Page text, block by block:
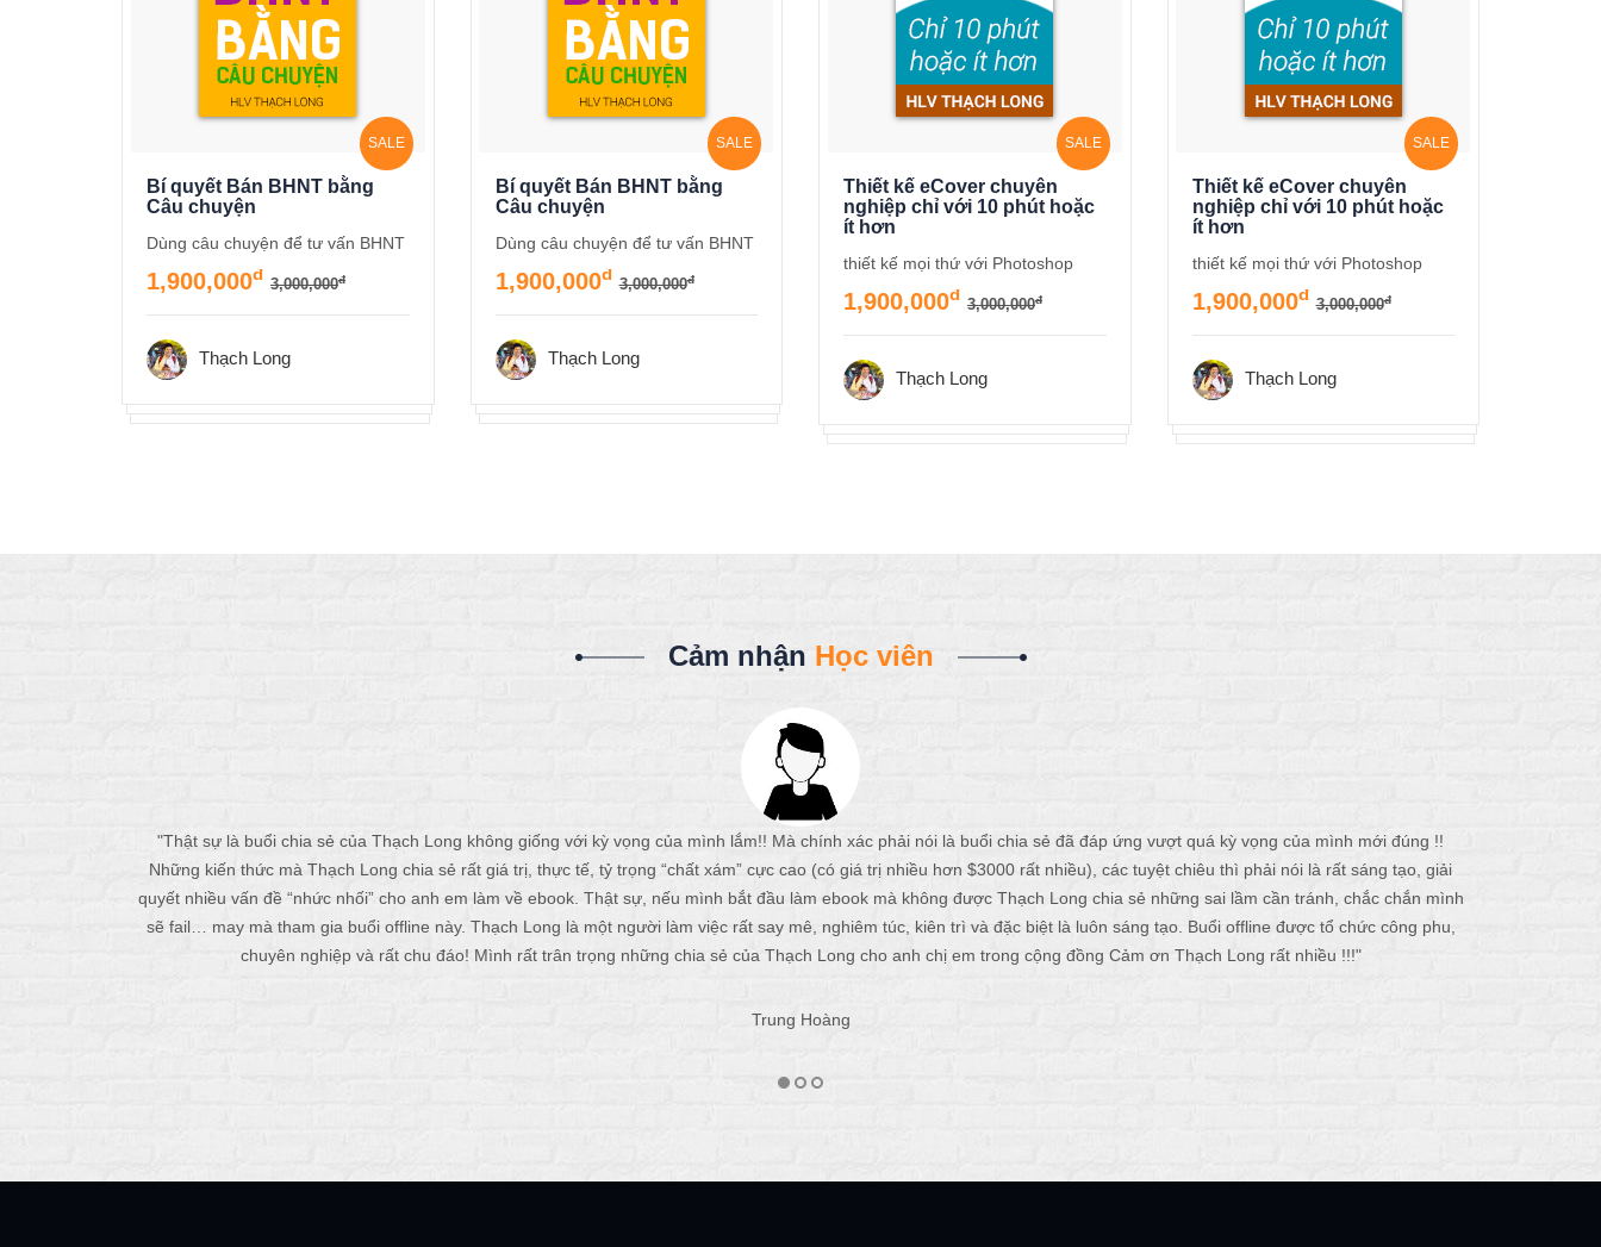
SALE
Bí quyết Bán BHNT bằng
Câu chuyện
Dùng câu chuyện để tư vấn BHNT
1,900,000đ 3,000,000đ
Thạch Long
SALE
Bí quyết Bán BHNT bằng
Câu chuyện
Dùng câu chuyện để tư vấn BHNT
1,900,000đ 3,000,000đ
Thạch Long
SALE
Thiết kế eCover chuyên
nghiệp chỉ với 10 phút hoặc
ít hơn
thiết kế mọi thứ với Photoshop
1,900,000đ 3,000,000đ
Thạch Long
SALE
Thiết kế eCover chuyên
nghiệp chỉ với 10 phút hoặc
ít hơn
thiết kế mọi thứ với Photoshop
1,900,000đ 3,000,000đ
Thạch Long
Cảm nhận Học viên
"Thật sự là buổi chia sẻ của Thạch Long không giống với kỳ vọng của mình lắm!! Mà chính xác phải nói là buổi chia sẻ đã đáp ứng vượt quá kỳ vọng của mình mới đúng !!
Những kiến thức mà Thạch Long chia sẻ rất giá trị, thực tế, tỷ trọng “chất xám” cực cao (có giá trị nhiều hơn $3000 rất nhiều), các tuyệt chiêu thì phải nói là rất sáng tạo, giải
quyết nhiều vấn đề “nhức nhối” cho anh em làm về ebook. Thật sự, nếu mình bắt đầu làm ebook mà không được Thạch Long chia sẻ những sai lầm cần tránh, chắc chắn mình
sẽ fail… may mà tham gia buổi offline này. Thạch Long là một người làm việc rất say mê, nghiêm túc, kiên trì và đặc biệt là luôn sáng tạo. Buổi offline được tổ chức công phu,
chuyên nghiệp và rất chu đáo! Mình rất trân trọng những chia sẻ của Thạch Long cho anh chị em trong cộng đồng Cảm ơn Thạch Long rất nhiều !!!"
Trung Hoàng